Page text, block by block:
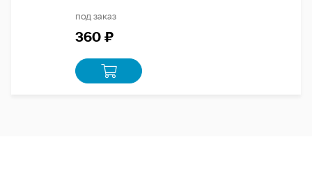
под заказ
360 ₽